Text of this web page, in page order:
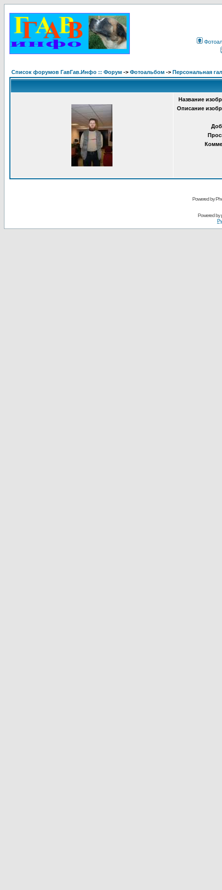
Список форумов ГавГав.Инфо :: Форум -> Фотоальбом -> Персональная
Название
Описание
Powered by
Powered by